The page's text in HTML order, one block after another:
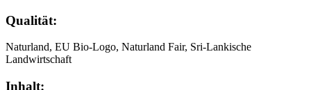
Qualität:
Naturland, EU Bio-Logo, Naturland Fair, Sri-Lankische
Landwirtschaft
Inhalt: